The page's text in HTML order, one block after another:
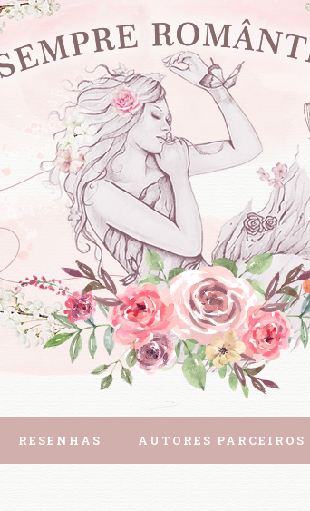
RESENHAS AUTORES PARCEIROS